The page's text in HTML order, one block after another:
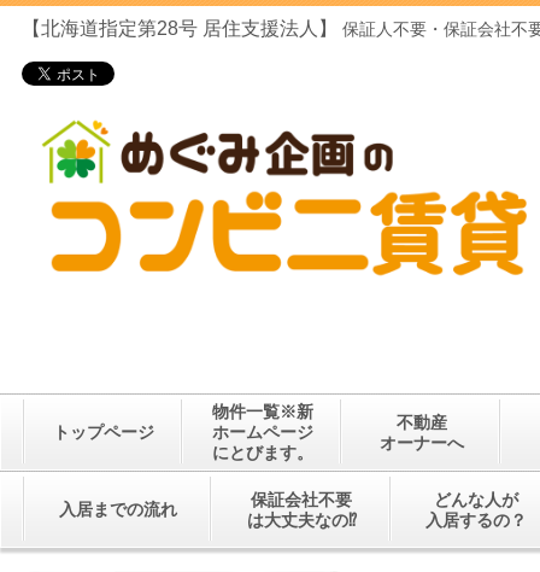
【北海道指定第28号 居住支援法人】 保証人不要・保証会社不
トップページ
物件一覧※新
ホームページ
にとびます。
不動産
オーナーへ
入居までの流れ
保証会社不要
は大丈夫なの⁉
どんな人が
入居するの？